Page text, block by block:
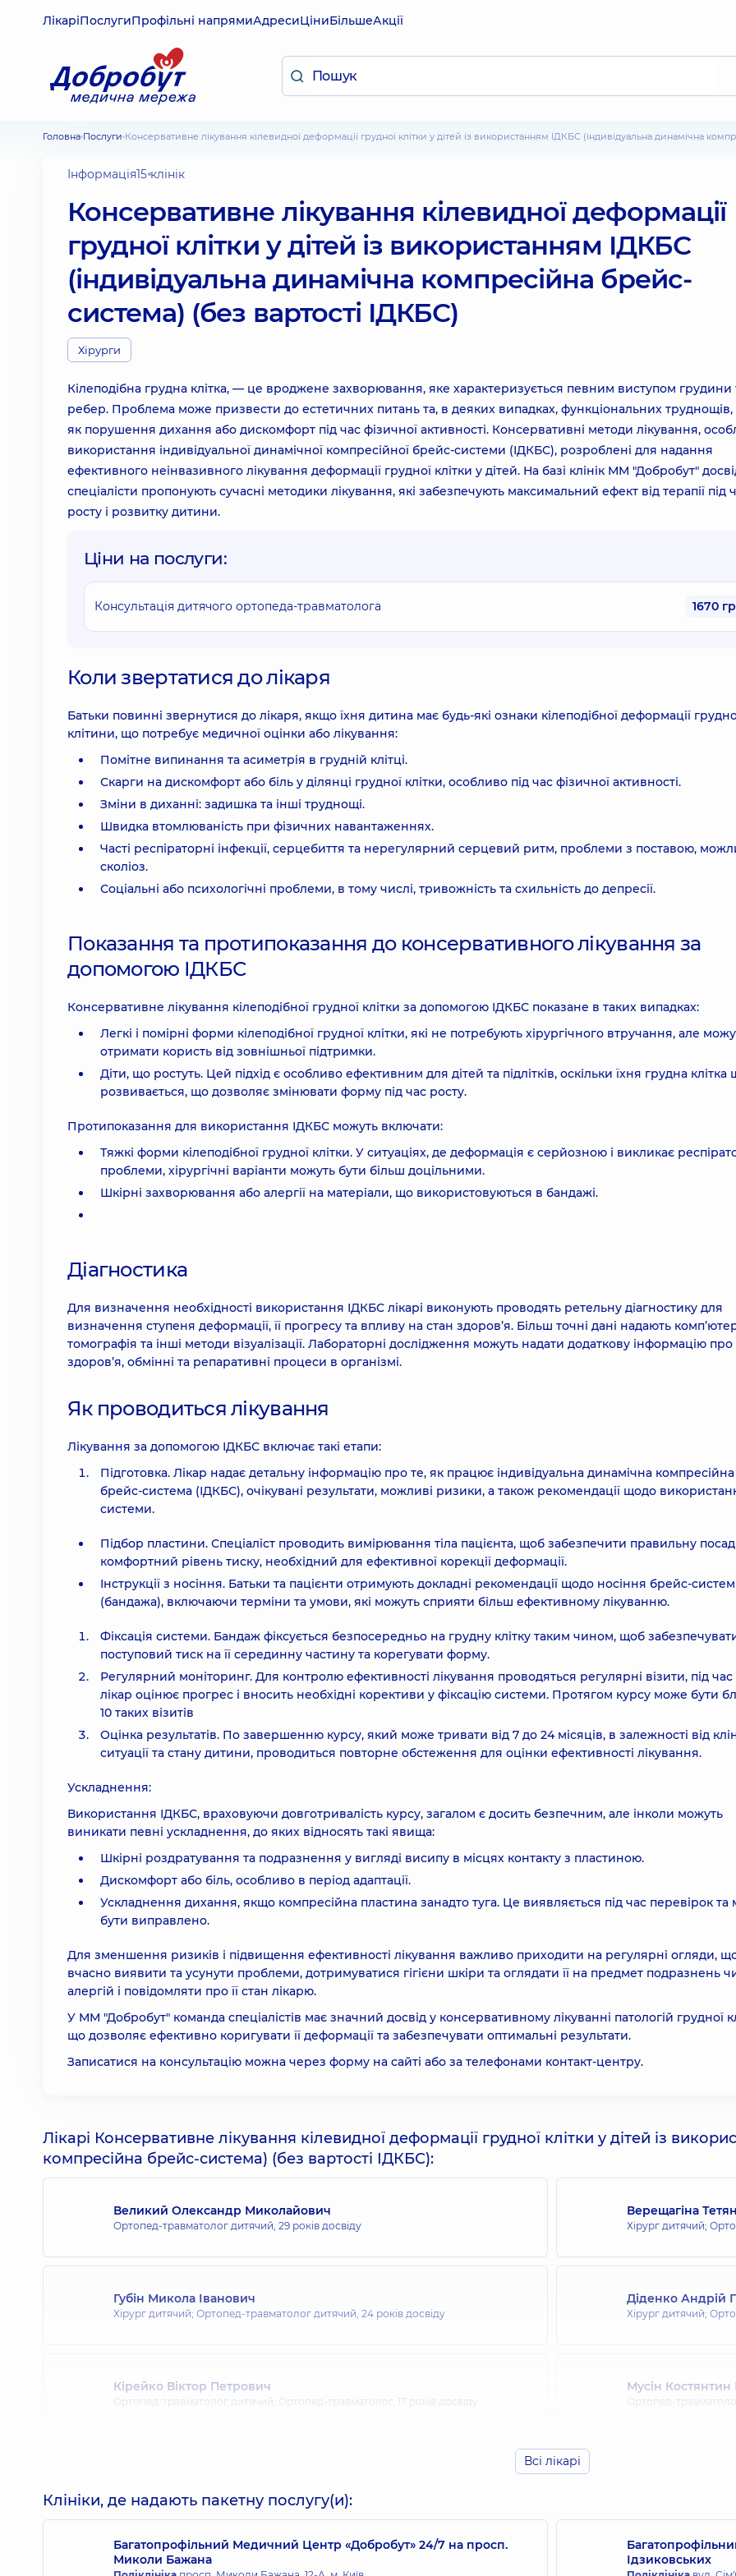
ЛікаріПослугиПрофільні напрямиАдресиЦіниБільшеАкції
Головна Послуги Консервативне лікування кілевидної деформації грудної клітки у дітей із використанням ІДКБС (індивідуальна динамічна
Інформація15 клінік
Консервативне лікування кілевидної деформації
грудної клітки у дітей із використанням ІДКБС
(індивідуальна динамічна компресійна брейс-
система) (без вартості ІДКБС)
Хірурги
Кілеподібна грудна клітка, — це вроджене захворювання, яке характеризується певним виступом грудини
ребер. Проблема може призвести до естетичних питань та, в деяких випадках, функціональних труднощів,
як порушення дихання або дискомфорт під час фізичної активності. Консервативні методи лікування,
використання індивідуальної динамічної компресійної брейс-системи (ІДКБС), розроблені для надання
ефективного неінвазивного лікування деформації грудної клітки у дітей. На базі клінік ММ "Добробут"
спеціалісти пропонують сучасні методики лікування, які забезпечують максимальний ефект від терапії під
росту і розвитку дитини.
Ціни на послуги:
Консультація дитячого ортопеда-травматолога 1670
Коли звертатися до лікаря
Батьки повинні звернутися до лікаря, якщо їхня дитина має будь-які ознаки кілеподібної деформації
клітини, що потребує медичної оцінки або лікування:
Помітне випинання та асиметрія в грудній клітці.
Скарги на дискомфорт або біль у ділянці грудної клітки, особливо під час фізичної активності.
Зміни в диханні: задишка та інші труднощі.
Швидка втомлюваність при фізичних навантаженнях.
Часті респіраторні інфекції, серцебиття та нерегулярний серцевий ритм, проблеми з поставою,
сколіоз.
Соціальні або психологічні проблеми, в тому числі, тривожність та схильність до депресії.
Показання та протипоказання до консервативного лікування за
допомогою ІДКБС
Консервативне лікування кілеподібної грудної клітки за допомогою ІДКБС показане в таких випадках:
Легкі і помірні форми кілеподібної грудної клітки, які не потребують хірургічного втручання, але
отримати користь від зовнішньої підтримки.
Діти, що ростуть. Цей підхід є особливо ефективним для дітей та підлітків, оскільки їхня грудна клітка
розвивається, що дозволяє змінювати форму під час росту.
Протипоказання для використання ІДКБС можуть включати:
Тяжкі форми кілеподібної грудної клітки. У ситуаціях, де деформація є серйозною і викликає
проблеми, хірургічні варіанти можуть бути більш доцільними.
Шкірні захворювання або алергії на матеріали, що використовуються в бандажі.
Діагностика
Для визначення необхідності використання ІДКБС лікарі виконують проводять ретельну діагностику для
визначення ступеня деформації, її прогресу та впливу на стан здоров’я. Більш точні дані надають
томографія та інші методи візуалізації. Лабораторні дослідження можуть надати додаткову інформацію про
здоров’я, обмінні та репаративні процеси в організмі.
Як проводиться лікування
Лікування за допомогою ІДКБС включає такі етапи:
Підготовка. Лікар надає детальну інформацію про те, як працює індивідуальна динамічна компресійна
брейс-система (ІДКБС), очікувані результати, можливі ризики, а також рекомендації щодо
системи.
Підбор пластини. Спеціаліст проводить вимірювання тіла пацієнта, щоб забезпечити правильну
комфортний рівень тиску, необхідний для ефективної корекції деформації.
Інструкції з носіння. Батьки та пацієнти отримують докладні рекомендації щодо носіння брейс-
(бандажа), включаючи терміни та умови, які можуть сприяти більш ефективному лікуванню.
Фіксація системи. Бандаж фіксується безпосередньо на грудну клітку таким чином, щоб
поступовий тиск на її серединну частину та корегувати форму.
Регулярний моніторинг. Для контролю ефективності лікування проводяться регулярні візити, під
лікар оцінює прогрес і вносить необхідні корективи у фіксацію системи. Протягом курсу може бути
10 таких візитів
Оцінка результатів. По завершенню курсу, який може тривати від 7 до 24 місяців, в залежності від
ситуації та стану дитини, проводиться повторне обстеження для оцінки ефективності лікування.
Ускладнення:
Використання ІДКБС, враховуючи довготривалість курсу, загалом є досить безпечним, але інколи можуть
виникати певні ускладнення, до яких відносять такі явища:
Шкірні роздратування та подразнення у вигляді висипу в місцях контакту з пластиною.
Дискомфорт або біль, особливо в період адаптації.
Ускладнення дихання, якщо компресійна пластина занадто туга. Це виявляється під час перевірок та
бути виправлено.
Для зменшення ризиків і підвищення ефективності лікування важливо приходити на регулярні огляди,
вчасно виявити та усунути проблеми, дотримуватися гігієни шкіри та оглядати її на предмет подразнень
алергій і повідомляти про її стан лікарю.
У ММ "Добробут" команда спеціалістів має значний досвід у консервативному лікуванні патологій грудної
що дозволяє ефективно коригувати її деформації та забезпечувати оптимальні результати.
Записатися на консультацію можна через форму на сайті або за телефонами контакт-центру.
Лікарі Консервативне лікування кілевидної деформації грудної клітки у дітей із
компресійна брейс-система) (без вартості ІДКБС):
Великий Олександр Миколайович
Ортопед-травматолог дитячий, 29 років досвіду
Верещагіна
Хірург дитячий;
Губін Микола Іванович
Хірург дитячий; Ортопед-травматолог дитячий, 24 років досвіду
Діденко Андрій
Хірург дитячий;
Кірейко Віктор Петрович
Ортопед-травматолог дитячий; Ортопед-травматолог, 17 років досвіду
Мусін Костянтин
Ортопед-
Сазонов Костянтин Григорович Сьоміна Вікторія
Ортопед-
Всі лікарі
Клініки, де надають пакетну послугу(и):
Багатопрофільний Медичний Центр «Добробут» 24/7 на просп.
Миколи Бажана
Ідзиковських